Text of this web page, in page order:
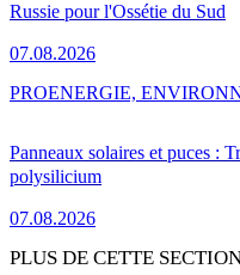
Russie pour l'Ossétie du Sud
07.08.2026
Panneaux solaires et puces :
polysilicium
07.08.2026
PROENERGIE,
PLUS DE CETTE